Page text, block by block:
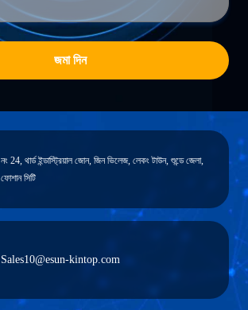
জমা দিন
নং 24, থার্ড ইন্ডাস্ট্রিয়াল জোন, জিন ভিলেজ, লেকং টাউন, শুন্ডে জেলা,
ফোশান সিটি
Sales10@esun-kintop.com